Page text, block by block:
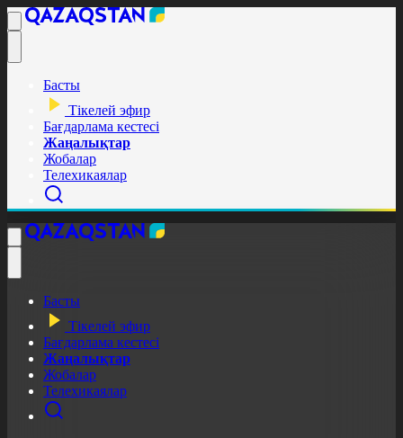
Басты
Тікелей эфир
Бағдарлама кестесі
Жаңалықтар
Жобалар
Телехикаялар
Басты
Тікелей эфир
Бағдарлама кестесі
Жаңалықтар
Жобалар
Телехикаялар